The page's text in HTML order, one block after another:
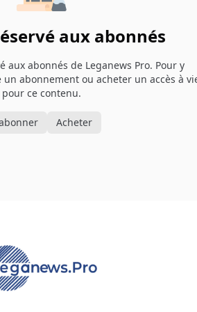
aux abonnés
aux abonnés de Leganews Pro. Pour y
abonnement ou acheter un accès à
pour ce contenu.
Acheter